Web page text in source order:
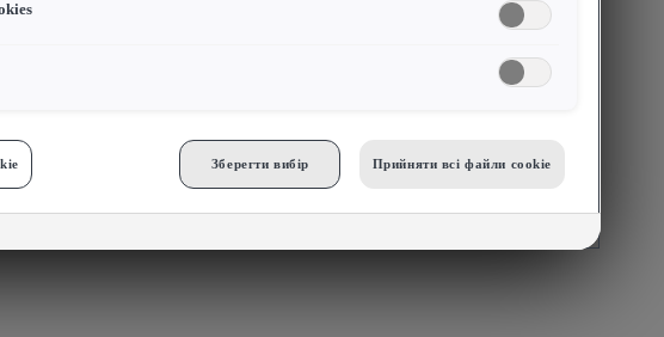
Зберегти вибір Прийняти всі файли сookie